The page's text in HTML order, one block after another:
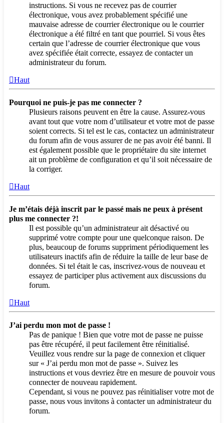
instructions. Si vous ne recevez pas de courrier
électronique, vous avez probablement spécifié une
mauvaise adresse de courrier électronique ou le courrier
électronique a été filtré en tant que pourriel. Si vous êtes
certain que l’adresse de courrier électronique que vous
avez spécifiée était correcte, essayez de contacter un
administrateur du forum.
Haut
Pourquoi ne puis-je pas me connecter ?
Plusieurs raisons peuvent en être la cause. Assurez-vous
avant tout que votre nom d’utilisateur et votre mot de passe
soient corrects. Si tel est le cas, contactez un administrateur
du forum afin de vous assurer de ne pas avoir été banni. Il
est également possible que le propriétaire du site internet
ait un problème de configuration et qu’il soit nécessaire de
la corriger.
Haut
Je m’étais déjà inscrit par le passé mais ne peux à présent
plus me connecter ?!
Il est possible qu’un administrateur ait désactivé ou
supprimé votre compte pour une quelconque raison. De
plus, beaucoup de forums suppriment périodiquement les
utilisateurs inactifs afin de réduire la taille de leur base de
données. Si tel était le cas, inscrivez-vous de nouveau et
essayez de participer plus activement aux discussions du
forum.
Haut
J’ai perdu mon mot de passe !
Pas de panique ! Bien que votre mot de passe ne puisse
pas être récupéré, il peut facilement être réinitialisé.
Veuillez vous rendre sur la page de connexion et cliquer
sur « J’ai perdu mon mot de passe ». Suivez les
instructions et vous devriez être en mesure de pouvoir vous
connecter de nouveau rapidement.
Cependant, si vous ne pouvez pas réinitialiser votre mot de
passe, nous vous invitons à contacter un administrateur du
forum.